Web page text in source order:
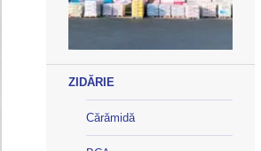
ZIDĂRIE
Cărămidă